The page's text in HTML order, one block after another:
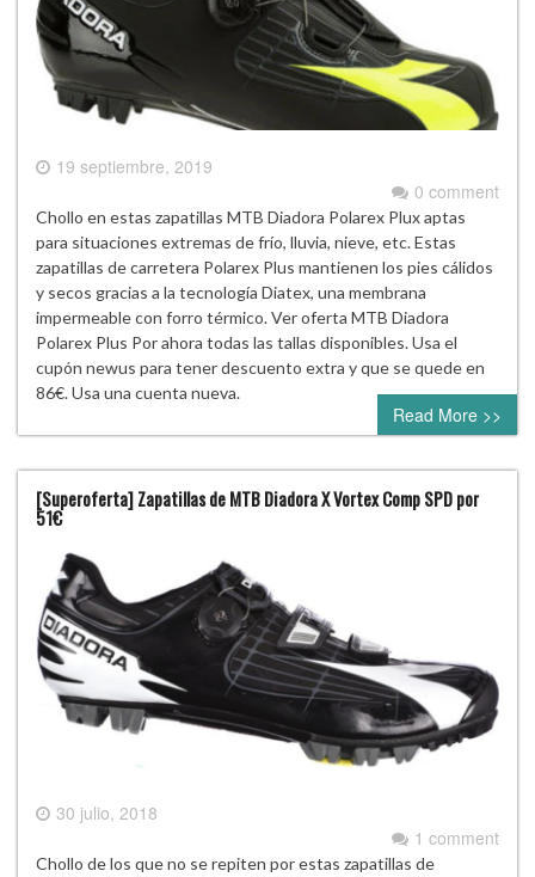
19 septiembre, 2019
0 comment
Chollo en estas zapatillas MTB Diadora Polarex Plux aptas
para situaciones extremas de frío, lluvia, nieve, etc. Estas
zapatillas de carretera Polarex Plus mantienen los pies cálidos
y secos gracias a la tecnología Diatex, una membrana
impermeable con forro térmico. Ver oferta MTB Diadora
Polarex Plus Por ahora todas las tallas disponibles. Usa el
cupón newus para tener descuento extra y que se quede en
86€. Usa una cuenta nueva.
Read More >>
[Superoferta] Zapatillas de MTB Diadora X Vortex Comp SPD por
51€
30 julio, 2018
1 comment
Chollo de los que no se repiten por estas zapatillas de